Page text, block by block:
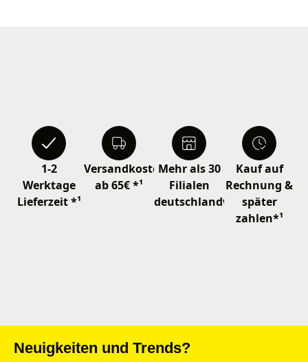
1-2
Werktage
Lieferzeit *¹
Versandkostenfrei
ab 65€ *¹
Mehr als 30
Filialen
deutschlandweit
Kauf auf
Rechnung &
später
zahlen*¹
Neuigkeiten und Trends?